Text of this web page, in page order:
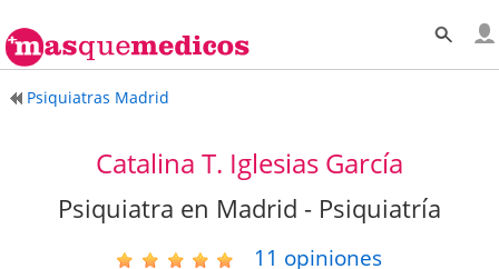
Psiquiatras Madrid
Catalina T. Iglesias García
Psiquiatra en Madrid - Psiquiatría
11 opiniones